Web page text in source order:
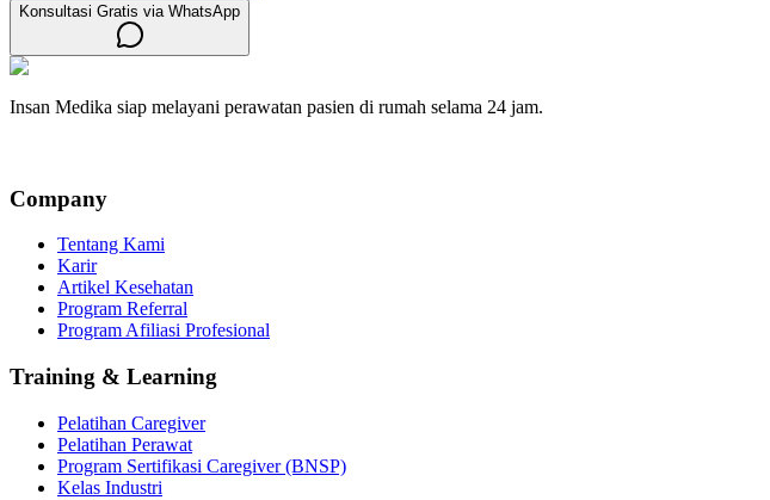
Konsultasi Gratis via WhatsApp
Insan Medika siap melayani perawatan pasien di rumah selama 24 jam.
Company
Tentang Kami
Karir
Artikel Kesehatan
Program Referral
Program Afiliasi Profesional
Training & Learning
Pelatihan Caregiver
Pelatihan Perawat
Program Sertifikasi Caregiver (BNSP)
Kelas Industri